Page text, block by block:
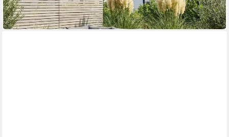
-44%
in 6-7 Werktagen bei dir